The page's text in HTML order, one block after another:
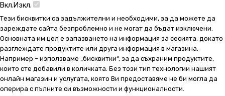
Вкл.Изкл.
Тези бисквитки са задължителни и необходими, за да можете да
зареждате сайта безпроблемно и не могат да бъдат изключени.
Основната им цел е запазването на информация за сесията, докато
разглеждате продуктите или друга информация в магазина.
Например – използваме „бисквитки“, за да съхраним продуктите,
които сте добавили в количката. Без този тип технологии нашият
онлайн магазин и услугата, която Ви предоставяме не би могла да
оперира с пълните си възможности и функционалности.